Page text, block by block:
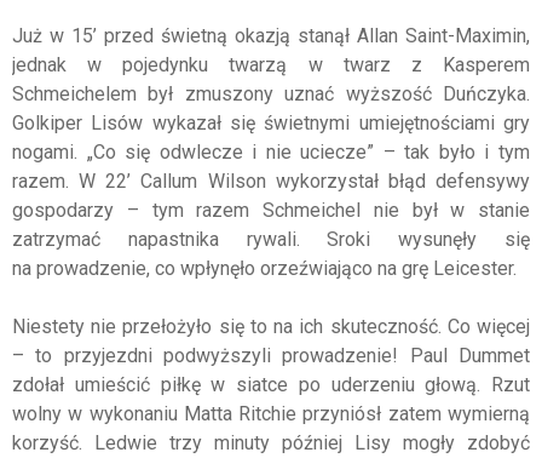
Już w 15’ przed świetną okazją stanął Allan Saint-Maximin,
jednak w pojedynku twarzą w twarz z Kasperem
Schmeichelem był zmuszony uznać wyższość Duńczyka.
Golkiper Lisów wykazał się świetnymi umiejętnościami gry
nogami. „Co się odwlecze i nie uciecze” – tak było i tym
razem. W 22’ Callum Wilson wykorzystał błąd defensywy
gospodarzy – tym razem Schmeichel nie był w stanie
zatrzymać napastnika rywali. Sroki wysunęły się
na prowadzenie, co wpłynęło orzeźwiająco na grę Leicester.
Niestety nie przełożyło się to na ich skuteczność. Co więcej
– to przyjezdni podwyższyli prowadzenie! Paul Dummet
zdołał umieścić piłkę w siatce po uderzeniu głową. Rzut
wolny w wykonaniu Matta Ritchie przyniósł zatem wymierną
korzyść. Ledwie trzy minuty później Lisy mogły zdobyć